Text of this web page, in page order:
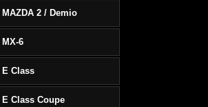
MAZDA 2 / Demio
MX-6
E Class
E Class Coupe